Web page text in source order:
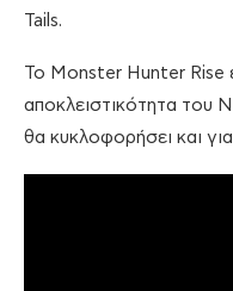
Tails.
Το Monster Hunter Rise
αποκλειστικότητα
θα κυκλοφορήσει και